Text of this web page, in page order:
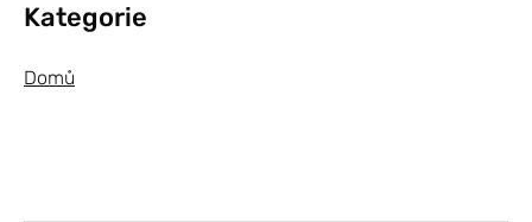
Kategorie
Domů